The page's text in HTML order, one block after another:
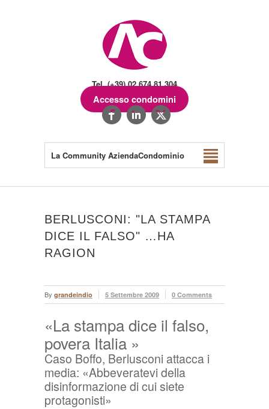
Tel. (+39) 02.674.81.304
Accesso condomini
La Community AziendaCondominio
BERLUSCONI: "LA STAMPA
DICE IL FALSO" …HA
RAGION
By grandeindio 5 Settembre 2009 0 Comments
«La stampa dice il falso,
povera Italia »
Caso Boffo, Berlusconi attacca i
media: «Abbeveratevi della
disinformazione di cui siete
protagonisti»